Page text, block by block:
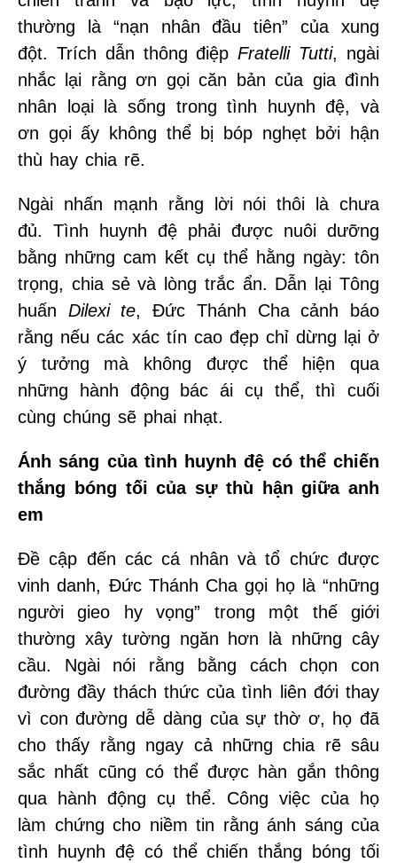
thường là “nạn nhân đầu tiên” của xung
đột. Trích dẫn thông điệpFratelli Tutti, ngài
nhắc lại rằng ơn gọi căn bản của gia đình
nhân loại là sống trong tình huynh đệ, và
ơn gọi ấy không thể bị bóp nghẹt bởi hận
thù hay chia rẽ.
Ngài nhấn mạnh rằng lời nói thôi là chưa
đủ. Tình huynh đệ phải được nuôi dưỡng
bằng những cam kết cụ thể hằng ngày: tôn
trọng, chia sẻ và lòng trắc ẩn. Dẫn lại Tông
huấn Dilexi te, Đức Thánh Cha cảnh báo
rằng nếu các xác tín cao đẹp chỉ dừng lại ở
ý tưởng mà không được thể hiện qua
những hành động bác ái cụ thể, thì cuối
cùng chúng sẽ phai nhạt.
Ánh sáng của tình huynh đệ có thể chiến
thắng bóng tối của sự thù hận giữa anh
em
Đề cập đến các cá nhân và tổ chức được
vinh danh, Đức Thánh Cha gọi họ là “những
người gieo hy vọng” trong một thế giới
thường xây tường ngăn hơn là những cây
cầu. Ngài nói rằng bằng cách chọn con
đường đầy thách thức của tình liên đới thay
vì con đường dễ dàng của sự thờ ơ, họ đã
cho thấy rằng ngay cả những chia rẽ sâu
sắc nhất cũng có thể được hàn gắn thông
qua hành động cụ thể. Công việc của họ
làm chứng cho niềm tin rằng ánh sáng của
tình huynh đệ có thể chiến thắng bóng tối